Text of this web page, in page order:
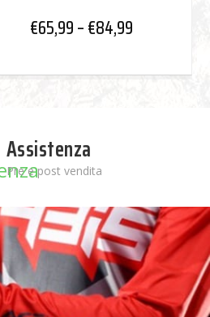
€65,99–€84,99
Assistenza
Pre e post vendita